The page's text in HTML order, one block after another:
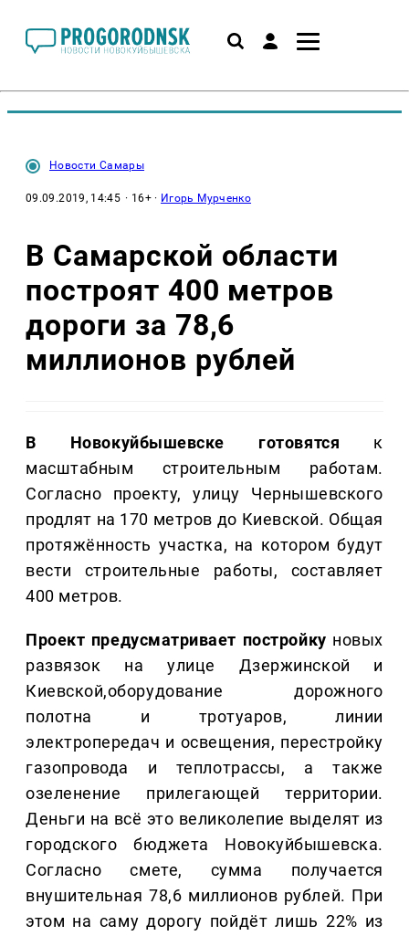
Новости Самары
09.09.2019, 14:45 · 16+ · Игорь Мурченко
В Самарской области
построят 400 метров
дороги за 78,6
миллионов рублей
В Новокуйбышевске готовятся к
масштабным строительным работам.
Согласно проекту, улицу Чернышевского
продлят на 170 метров до Киевской. Общая
протяжённость участка, на котором будут
вести строительные работы, составляет
400 метров.
Проект предусматривает постройку новых
развязок на улице Дзержинской и
Киевской,оборудование дорожного
полотна и тротуаров, линии
электропередач и освещения, перестройку
газопровода и теплотрассы, а также
озеленение прилегающей территории.
Деньги на всё это великолепие выделят из
городского бюджета Новокуйбышевска.
Согласно смете, сумма получается
внушительная 78,6 миллионов рублей. При
этом на саму дорогу пойдёт лишь 22% из